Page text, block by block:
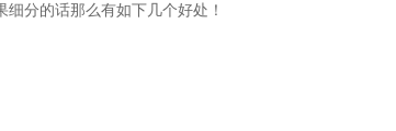
分的话那么有如下几个好处！